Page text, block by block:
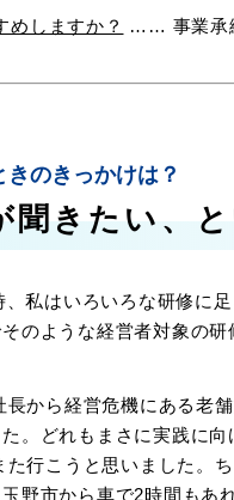
めしますか？ …… 事業承
のきっかけは？
聞きたい、
私はいろいろな研修に
のような経営者対象の研
から経営危機にある老
。どれもまさに実践に
行こうと思いました。
野市から車で2時間もあ